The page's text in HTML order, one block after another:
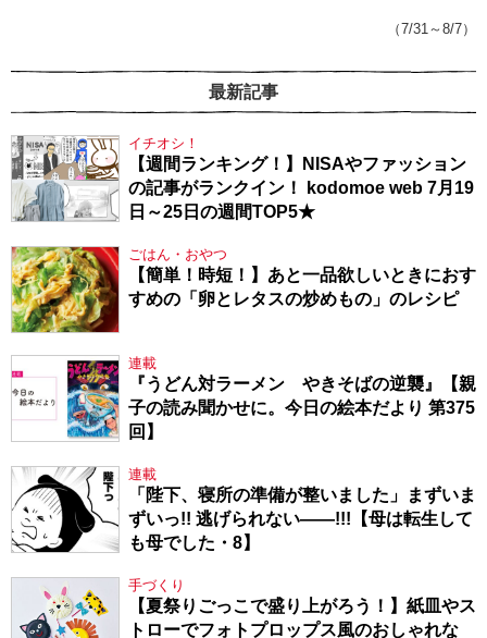
（7/31～8/7）
最新記事
イチオシ！
【週間ランキング！】NISAやファッション
の記事がランクイン！ kodomoe web 7月19
日～25日の週間TOP5★
ごはん・おやつ
【簡単！時短！】あと一品欲しいときにおす
すめの「卵とレタスの炒めもの」のレシピ
連載
『うどん対ラーメン やきそばの逆襲』【親
子の読み聞かせに。今日の絵本だより 第375
回】
連載
「陛下、寝所の準備が整いました」まずいま
ずいっ!! 逃げられない――!!!【母は転生して
も母でした・8】
手づくり
【夏祭りごっこで盛り上がろう！】紙皿やス
トローでフォトプロップス風のおしゃれな